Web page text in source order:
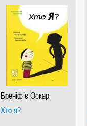
Бреніф´є Оскар
Хто я?